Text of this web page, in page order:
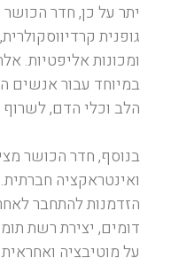
יתר על כן, חדר הכושר
גופנית
ומכונות אליפטיות.
במיוחד עבור אנשים
הלב וכלי הדם,
בנוסף, חדר הכושר
ואינטראקציה
הזדמנות להתחבר
דומים, יצירת רשת
על מוטיבציה ואחראית.